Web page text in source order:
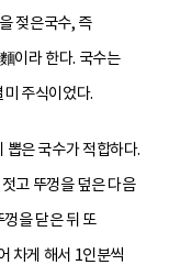
젖은국수, 즉
이라 한다. 국수는
주식이었다.
뽑은 국수가 적합하다.
고 뚜껑을 덮은 다음
껑을 닫은 뒤 또
차게 해서 1인분씩